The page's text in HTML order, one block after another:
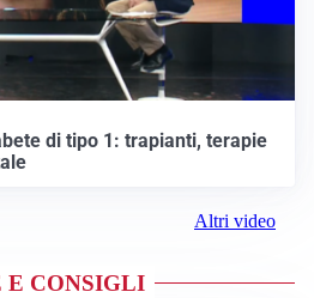
di tipo 1: trapianti, terapie
Altri video
E CONSIGLI